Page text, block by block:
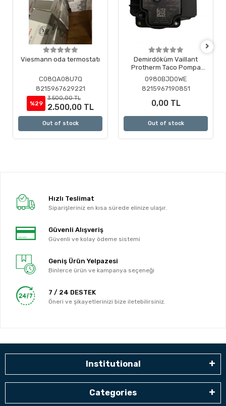
Viesmann oda termostatı
C08QA08U7Q
8215967629221
%29
3.500,00 TL
2.500,00 TL
Out of stock
Demirdöküm Vaillant
Protherm Taco Pompa
Motoru ( Revizyonlu )
0980BJD0WE
8215967190851
0,00 TL
Out of stock
Hızlı Teslimat
Siparişleriniz en kısa sürede elinize ulaşır.
Güvenli Alışveriş
Güvenli ve kolay ödeme sistemi
Geniş Ürün Yelpazesi
Binlerce ürün ve kampanya seçeneği
7 / 24 DESTEK
Öneri ve şikayetlerinizi bize iletebilirsiniz.
Institutional
Categories